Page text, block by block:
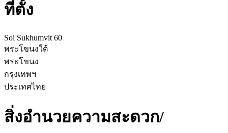
ที่ตั้ง
Soi Sukhumvit 60
พระโขนงใต้
พระโขนง
กรุงเทพฯ
ประเทศไทย
สิ่งอำนวยความสะดวก/